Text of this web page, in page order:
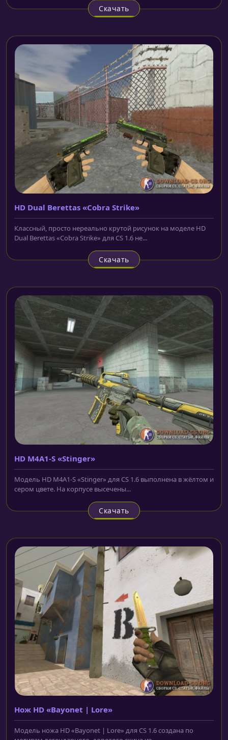
Скачать
HD Dual Berettas «Cobra Strike»
Классный, просто нереально крутой рисунок на моделе HD
Dual Berettas «Cobra Strike» для CS 1.6 не...
Скачать
HD M4A1-S «Stinger»
Модель HD M4A1-S «Stinger» для CS 1.6 выполнена в жёлтом и
сером цвете. На корпусе высечены...
Скачать
Нож HD «Bayonet | Lore»
Модель ножа HD «Bayonet | Lore» для CS 1.6 создана по